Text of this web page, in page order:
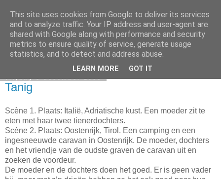
Elsbeth Teeling
Tanig
Scène 1. Plaats: Italië, Adriatische kust. Een moeder zit te
eten met haar twee tienerdochters.
Scène 2. Plaats: Oostenrijk, Tirol. Een camping en een
ingesneeuwde caravan in Oostenrijk. De moeder, dochters
en het vriendje van de oudste graven de caravan uit en
zoeken de voordeur.
De moeder en de dochters doen het goed. Er is geen vader
This site uses cookies from Google to deliver its services
and to analyze traffic. Your IP address and user-agent are
shared with Google along with performance and security
metrics to ensure quality of service, generate usage
statistics, and to detect and address abuse.
LEARN MORE GOT IT